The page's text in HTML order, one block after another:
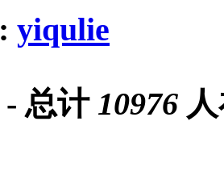
: yiqulie
- 总计 10976